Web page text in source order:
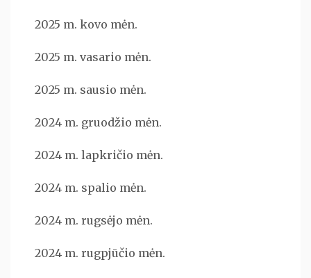
2025 m. kovo mėn.
2025 m. vasario mėn.
2025 m. sausio mėn.
2024 m. gruodžio mėn.
2024 m. lapkričio mėn.
2024 m. spalio mėn.
2024 m. rugsėjo mėn.
2024 m. rugpjūčio mėn.